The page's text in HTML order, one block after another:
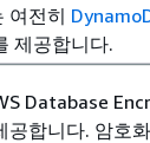
여전히
제공합니다.
Database
공합니다. 암호